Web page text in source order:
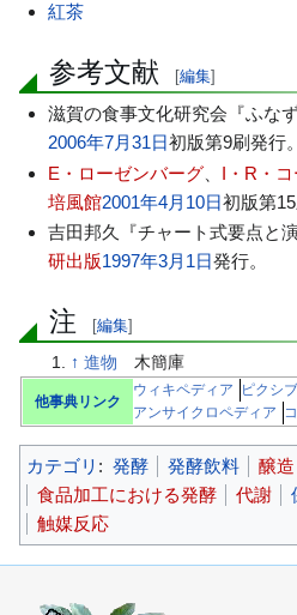
紅茶
参考文献 [編集]
滋賀の食事文化研究会『ふな
2006年7月31日初版第9刷発行。
E・ローゼンバーグ
I・R・
培風館2001年4月10日初版第15
吉田邦久『チャート式要点
研出版1997年3月1日発行。
注 [編集]
↑ 進物 木簡庫
他事典リンク
ウィキペディア ピクシ
アンサイクロペディア
カテゴリ : 発酵 発酵飲料 醸造
食品加工における発酵
代謝
触媒反応